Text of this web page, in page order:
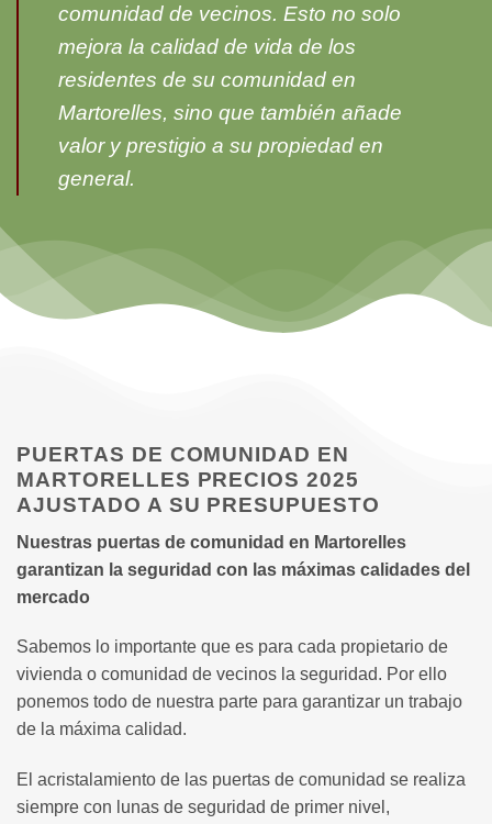
comunidad de vecinos. Esto no solo
mejora la calidad de vida de los
residentes de su comunidad en
Martorelles, sino que también añade
valor y prestigio a su propiedad en
general.
PUERTAS DE COMUNIDAD EN
MARTORELLES PRECIOS 2025
AJUSTADO A SU PRESUPUESTO
Nuestras puertas de comunidad en Martorelles
garantizan la seguridad con las máximas calidades del
mercado
Sabemos lo importante que es para cada propietario de
vivienda o comunidad de vecinos la seguridad. Por ello
ponemos todo de nuestra parte para garantizar un trabajo
de la máxima calidad.
El acristalamiento de las puertas de comunidad se realiza
siempre con lunas de seguridad de primer nivel,